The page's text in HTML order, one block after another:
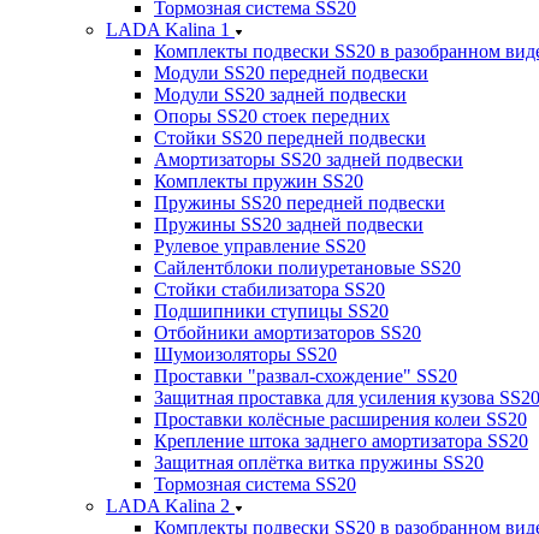
Тормозная система SS20
LADA Kalina 1
Комплекты подвески SS20 в разобранном
Модули SS20 передней подвески
Модули SS20 задней подвески
Опоры SS20 стоек передних
Стойки SS20 передней подвески
Амортизаторы SS20 задней подвески
Комплекты пружин SS20
Пружины SS20 передней подвески
Пружины SS20 задней подвески
Рулевое управление SS20
Сайлентблоки полиуретановые SS20
Стойки стабилизатора SS20
Подшипники ступицы SS20
Отбойники амортизаторов SS20
Шумоизоляторы SS20
Проставки "развал-схождение" SS20
Защитная проставка для усиления кузова SS20
Проставки колёсные расширения колеи SS20
Крепление штока заднего амортизатора SS20
Защитная оплётка витка пружины SS20
Тормозная система SS20
LADA Kalina 2
Комплекты подвески SS20 в разобранном